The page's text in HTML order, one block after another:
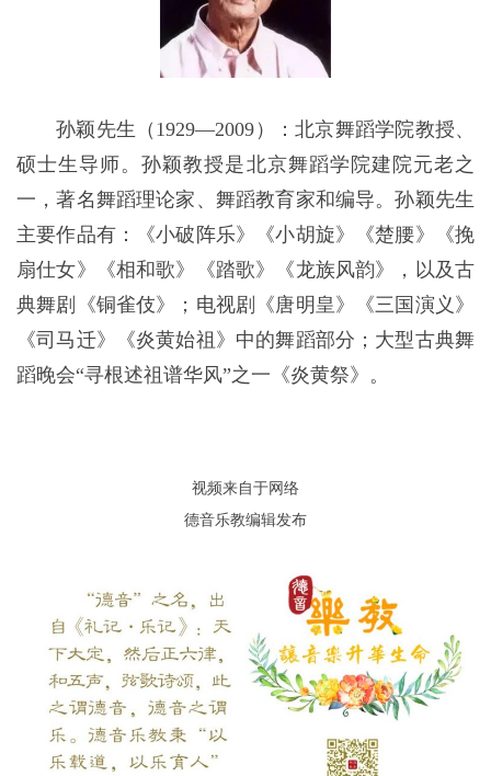
孙颖先生（1929—2009）：北京舞蹈学院教授、
硕士生导师。孙颖教授是北京舞蹈学院建院元老之
一，著名舞蹈理论家、舞蹈教育家和编导。孙颖先生
主要作品有：《小破阵乐》《小胡旋》《楚腰》《挽
扇仕女》《相和歌》《踏歌》《龙族风韵》，以及古
典舞剧《铜雀伎》；电视剧《唐明皇》《三国演义》
《司马迁》《炎黄始祖》中的舞蹈部分；大型古典舞
蹈晚会“寻根述祖谱华风”之一《炎黄祭》。
视频来自于网络
德音乐教编辑发布